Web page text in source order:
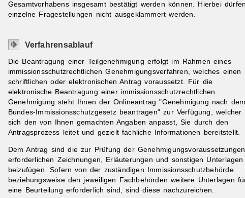
Gesamtvorhabens insgesamt bestätigt werden können. Hierbei
einzelne Fragestellungen nicht ausgeklammert werden.
Verfahrensablauf
Die Beantragung einer Teilgenehmigung erfolgt im Rahmen eines
immissionsschutzrechtlichen Genehmigungsverfahren, welches einen
schriftlichen oder elektronischen Antrag voraussetzt. Für die
elektronische Beantragung einer immissionsschutzrechtlichen
Genehmigung steht Ihnen der Onlineantrag "Genehmigung nach
Bundes-Immissionsschutzgesetz beantragen" zur Verfügung, welcher
sich den von Ihnen gemachten Angaben anpasst, Sie durch den
Antragsprozess leitet und gezielt fachliche Informationen bereitstellt.
Dem Antrag sind die zur Prüfung der Genehmigungsvoraussetzungen
erforderlichen Zeichnungen, Erläuterungen und sonstigen Unterlagen
beizufügen.
Sofern von der zuständigen Immissionsschutzbehörde
beziehungsweise den jeweiligen Fachbehörden weitere Unterlagen
eine Beurteilung erforderlich sind, sind diese nachzureichen.